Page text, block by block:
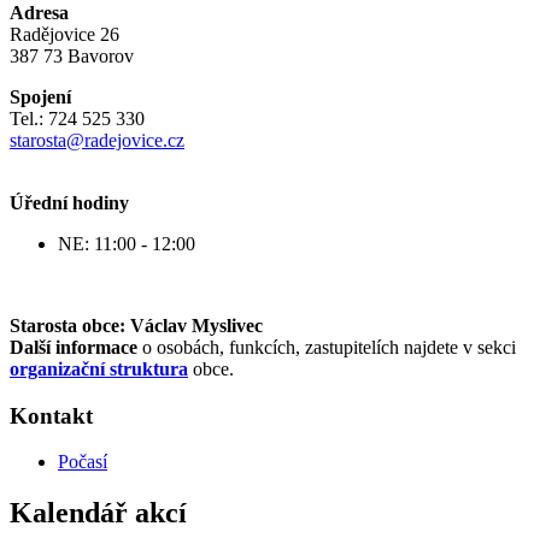
Adresa
Radějovice 26
387 73 Bavorov
Spojení
Tel.: 724 525 330
starosta@radejovice.cz
Úřední hodiny
NE: 11:00 - 12:00
Starosta obce: Václav Myslivec
Další informace o osobách, funkcích, zastupitelích najdete v sekci
organizační struktura obce.
Kontakt
Počasí
Kalendář akcí